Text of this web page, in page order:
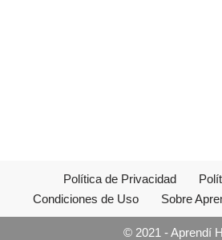
Política de Privacidad
Condiciones de Uso
Sobre
© 2021 - Aprendí